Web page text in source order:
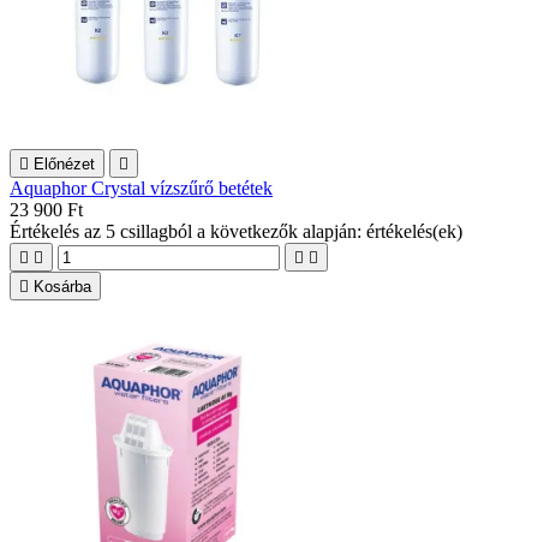
 Előnézet 
Aquaphor Crystal vízszűrő betétek
23 900 Ft
Értékelés az 5 csillagból a következők alapján: értékelés(ek)
   
 Kosárba